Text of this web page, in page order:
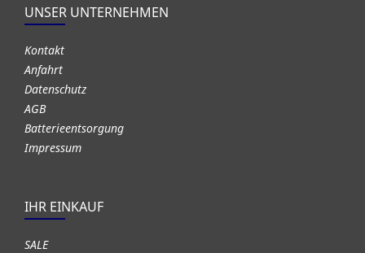
UNSER UNTERNEHMEN
Kontakt
Anfahrt
Datenschutz
AGB
Batterieentsorgung
Impressum
IHR EINKAUF
SALE